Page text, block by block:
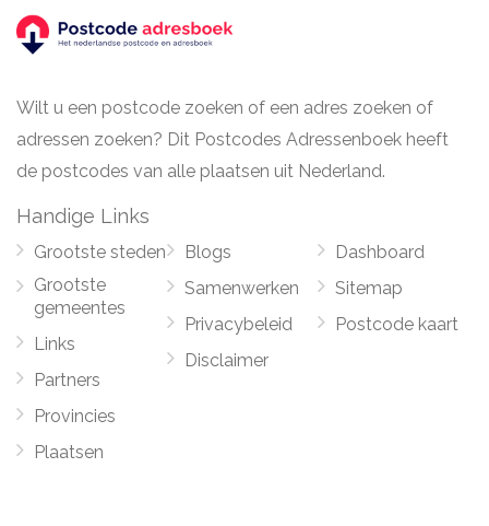
Wilt u een postcode zoeken of een adres zoeken of
adressen zoeken? Dit Postcodes Adressenboek heeft
de postcodes van alle plaatsen uit Nederland.
Handige Links
Grootste steden
Grootste
gemeentes
Links
Partners
Provincies
Plaatsen
Blogs
Samenwerken
Privacybeleid
Disclaimer
Dashboard
Sitemap
Postcode kaart